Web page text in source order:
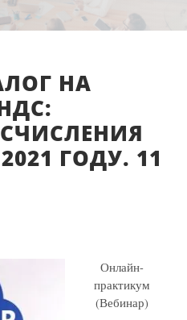
НА
ГОДУ. 11
Онлайн-
практикум
(Вебинар)